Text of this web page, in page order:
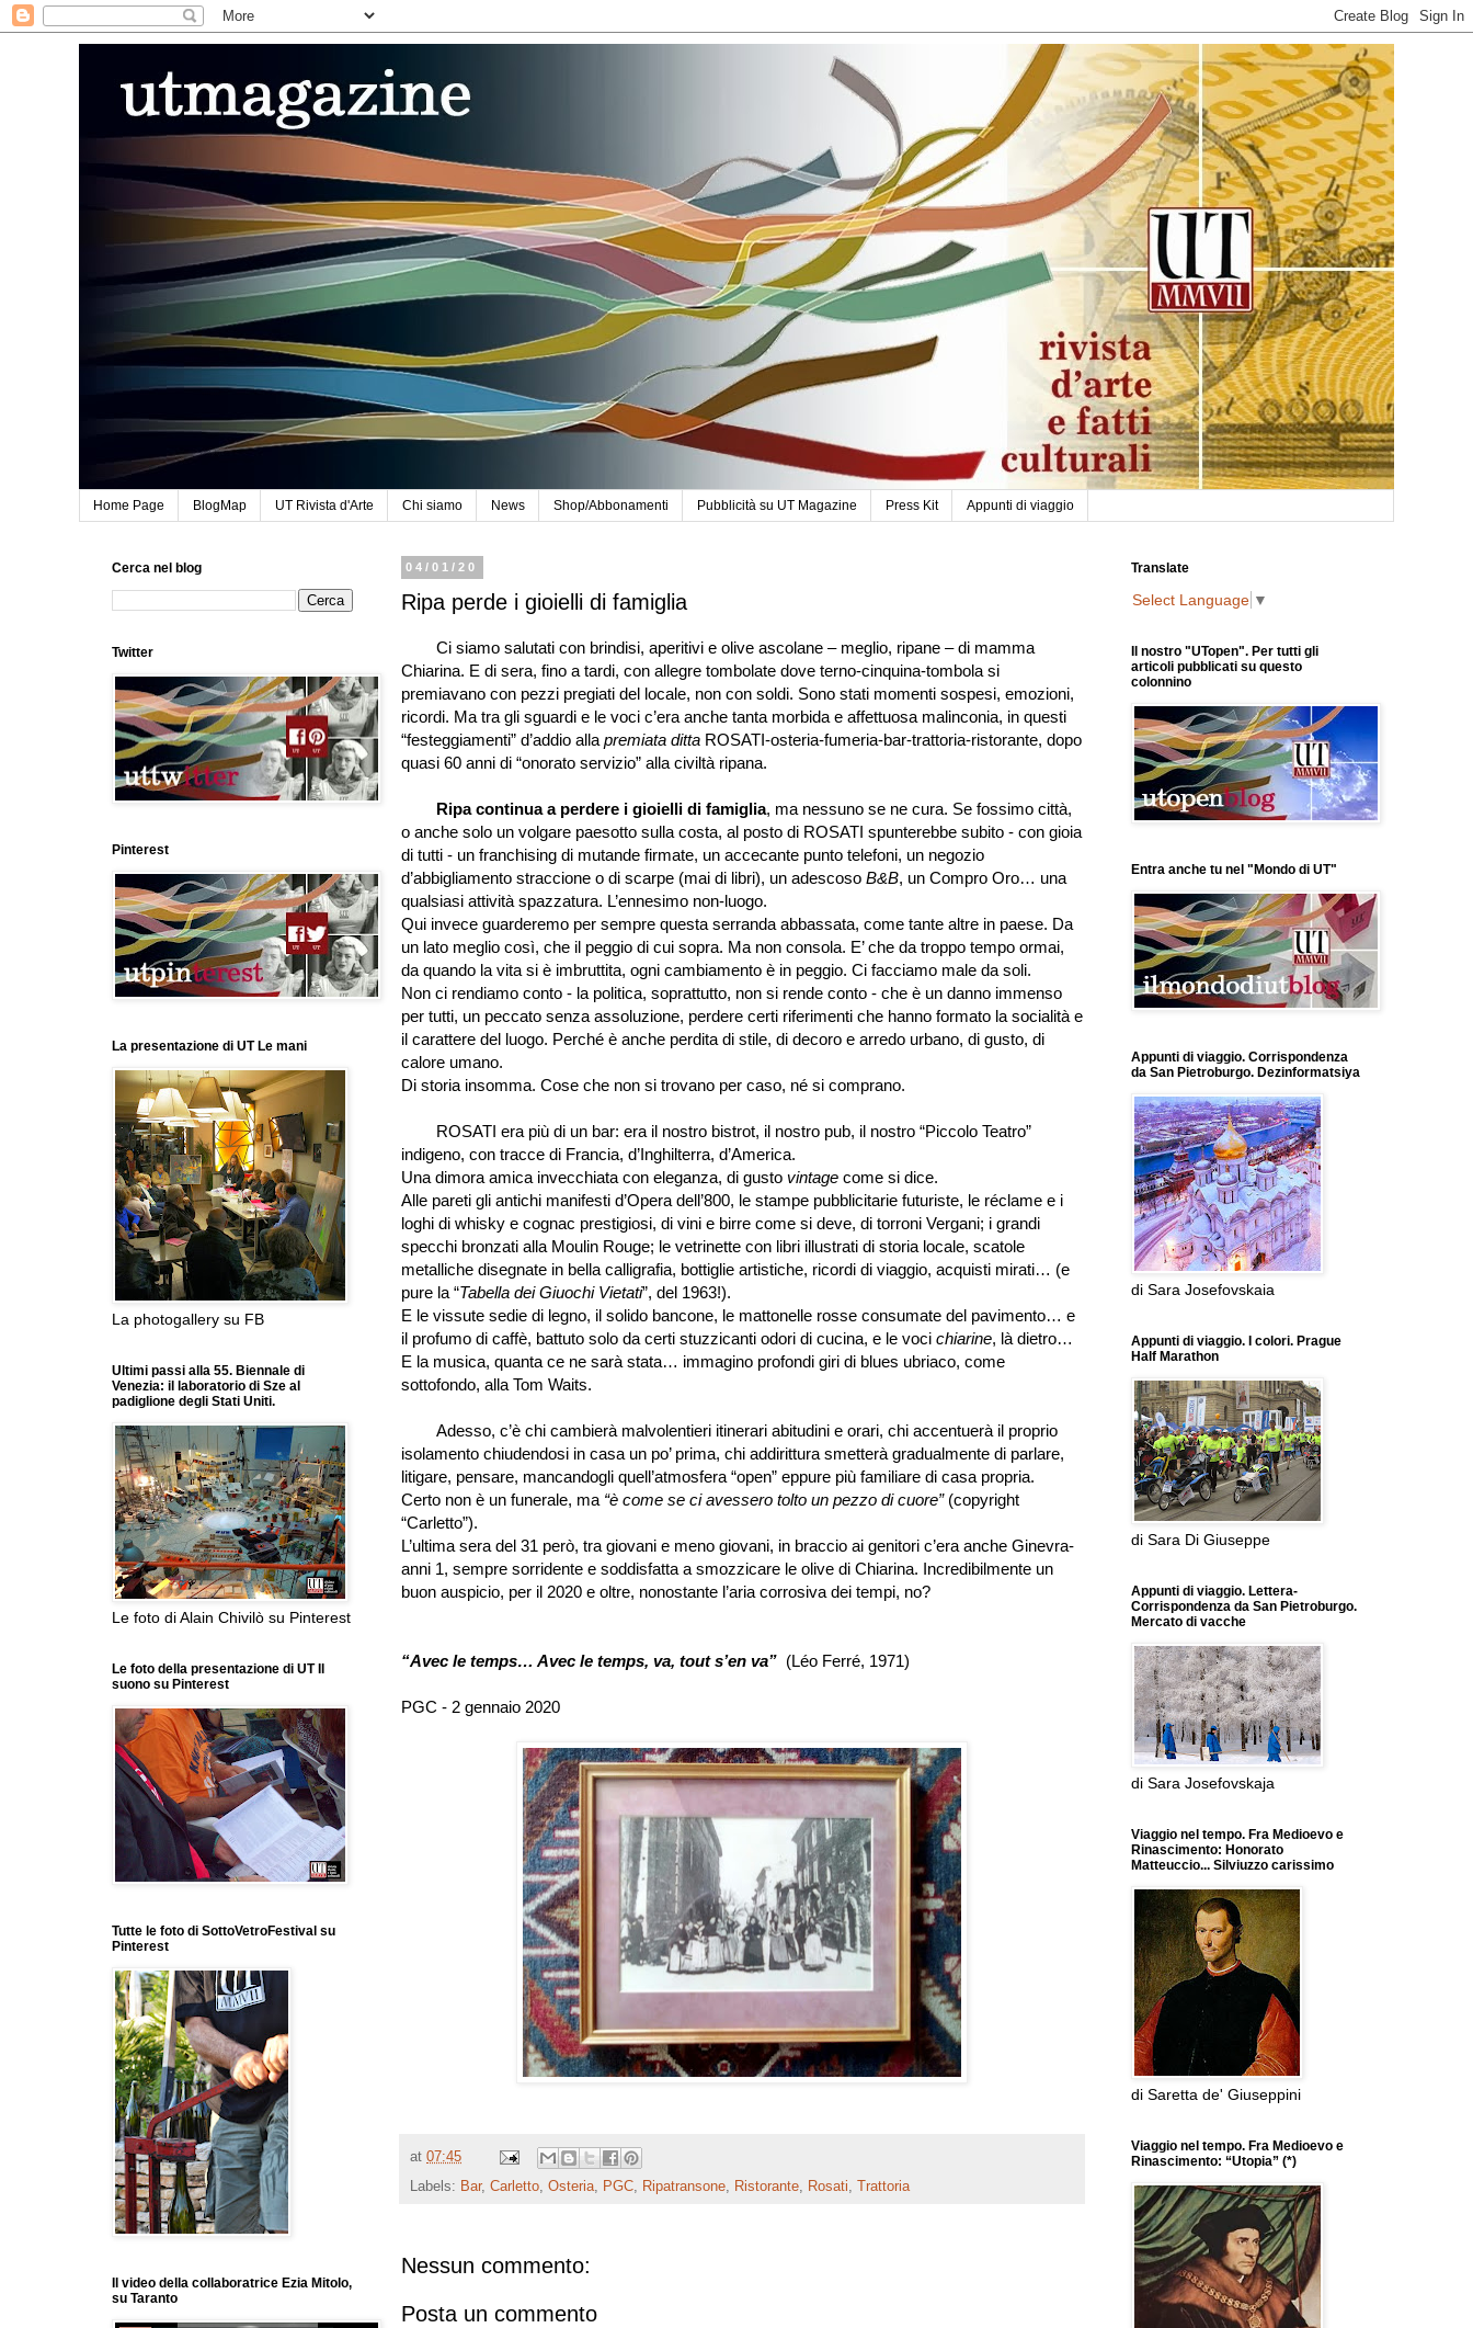
Home Page BlogMap UT Rivista d'Arte Chi siamo News Shop/Abbonamenti Pubblicità su UT Magazine Press Kit Appunti di viaggio
04/01/20
Ripa perde i gioielli di famiglia
Ci siamo salutati con brindisi, aperitivi e olive ascolane – meglio, ripane – di mamma
Chiarina. E di sera, fino a tardi, con allegre tombolate dove terno-cinquina-tombola si
premiavano con pezzi pregiati del locale, non con soldi. Sono stati momenti sospesi, emozioni,
ricordi. Ma tra gli sguardi e le voci c’era anche tanta morbida e affettuosa malinconia, in questi
“festeggiamenti” d’addio alla premiata ditta ROSATI-osteria-fumeria-bar-trattoria-ristorante, dopo
quasi 60 anni di “onorato servizio” alla civiltà ripana.
Ripa continua a perdere i gioielli di famiglia, ma nessuno se ne cura. Se fossimo città,
o anche solo un volgare paesotto sulla costa, al posto di ROSATI spunterebbe subito - con gioia
di tutti - un franchising di mutande firmate, un accecante punto telefoni, un negozio
d’abbigliamento straccione o di scarpe (mai di libri), un adescoso B&B, un Compro Oro… una
qualsiasi attività spazzatura. L’ennesimo non-luogo.
Qui invece guarderemo per sempre questa serranda abbassata, come tante altre in paese. Da
un lato meglio così, che il peggio di cui sopra. Ma non consola. E’ che da troppo tempo ormai,
da quando la vita si è imbruttita, ogni cambiamento è in peggio. Ci facciamo male da soli.
Non ci rendiamo conto - la politica, soprattutto, non si rende conto - che è un danno immenso
per tutti, un peccato senza assoluzione, perdere certi riferimenti che hanno formato la socialità e
il carattere del luogo. Perché è anche perdita di stile, di decoro e arredo urbano, di gusto, di
calore umano.
Di storia insomma. Cose che non si trovano per caso, né si comprano.
ROSATI era più di un bar: era il nostro bistrot, il nostro pub, il nostro “Piccolo Teatro”
indigeno, con tracce di Francia, d’Inghilterra, d’America.
Una dimora amica invecchiata con eleganza, di gusto vintage come si dice.
Alle pareti gli antichi manifesti d’Opera dell’800, le stampe pubblicitarie futuriste, le réclame e i
loghi di whisky e cognac prestigiosi, di vini e birre come si deve, di torroni Vergani; i grandi
specchi bronzati alla Moulin Rouge; le vetrinette con libri illustrati di storia locale, scatole
metalliche disegnate in bella calligrafia, bottiglie artistiche, ricordi di viaggio, acquisti mirati… (e
pure la “Tabella dei Giuochi Vietati”, del 1963!).
E le vissute sedie di legno, il solido bancone, le mattonelle rosse consumate del pavimento… e
il profumo di caffè, battuto solo da certi stuzzicanti odori di cucina, e le voci chiarine, là dietro…
E la musica, quanta ce ne sarà stata… immagino profondi giri di blues ubriaco, come
sottofondo, alla Tom Waits.
Adesso, c’è chi cambierà malvolentieri itinerari abitudini e orari, chi accentuerà il proprio
isolamento chiudendosi in casa un po’ prima, chi addirittura smetterà gradualmente di parlare,
litigare, pensare, mancandogli quell’atmosfera “open” eppure più familiare di casa propria.
Certo non è un funerale, ma “è come se ci avessero tolto un pezzo di cuore”(copyright
“Carletto”).
L’ultima sera del 31 però, tra giovani e meno giovani, in braccio ai genitori c’era anche Ginevra-
anni 1, sempre sorridente e soddisfatta a smozzicare le olive di Chiarina. Incredibilmente un
buon auspicio, per il 2020 e oltre, nonostante l’aria corrosiva dei tempi, no?
“Avec le temps… Avec le temps, va, tout s’en va” (Léo Ferré, 1971)
PGC - 2 gennaio 2020
at 07:45
Labels: Bar, Carletto Osteria PGC Ripatransone Ristorante Rosati Trattoria
Nessun commento:
Posta un commento
Cerca nel blog
Twitter
Pinterest
La presentazione di UT Le mani
La photogallery su FB
Ultimi passi alla 55. Biennale di
Venezia: il laboratorio di Sze al
padiglione degli Stati Uniti.
Le foto di Alain Chivilò su Pinterest
Le foto della presentazione di UT Il
suono su Pinterest
Tutte le foto di SottoVetroFestival su
Pinterest
Il video della collaboratrice Ezia Mitolo,
su Taranto
Translate
Select Language ▼
Il nostro "UTopen". Per tutti gli
articoli pubblicati su questo
colonnino
Entra anche tu nel "Mondo di UT"
Appunti di viaggio. Corrispondenza
da San Pietroburgo. Dezinformatsiya
di Sara Josefovskaia
Appunti di viaggio. I colori. Prague
Half Marathon
di Sara Di Giuseppe
Appunti di viaggio. Lettera-
Corrispondenza da San Pietroburgo.
Mercato di vacche
di Sara Josefovskaja
Viaggio nel tempo. Fra Medioevo e
Rinascimento: Honorato
Matteuccio... Silviuzzo carissimo
di Saretta de' Giuseppini
Viaggio nel tempo. Fra Medioevo e
Rinascimento: “Utopia” (*)